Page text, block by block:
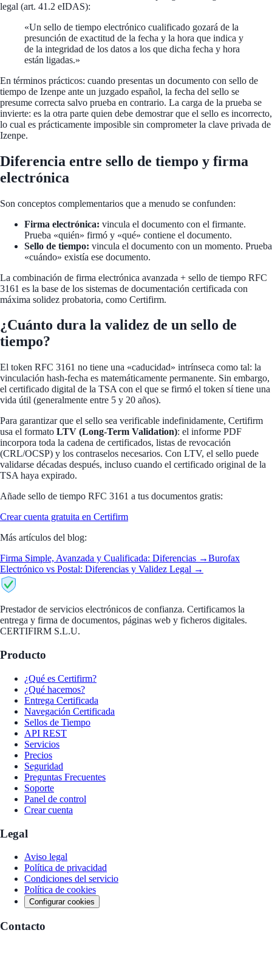
legal (art. 41.2 eIDAS):
«Un sello de tiempo electrónico cualificado gozará de la
presunción de exactitud de la fecha y la hora que indica y
de la integridad de los datos a los que dicha fecha y hora
están ligadas.»
En términos prácticos: cuando presentas un documento con sello de
tiempo de Izenpe ante un juzgado español, la fecha del sello se
presume correcta salvo prueba en contrario. La carga de la prueba se
invierte: es la otra parte quien debe demostrar que el sello es incorrecto,
lo cual es prácticamente imposible sin comprometer la clave privada de
Izenpe.
Diferencia entre sello de tiempo y firma
electrónica
Son conceptos complementarios que a menudo se confunden:
Firma electrónica: vincula el documento con el firmante.
Prueba «quién» firmó y «qué» contiene el documento.
Sello de tiempo: vincula el documento con un momento. Prueba
«cuándo» existía ese documento.
La combinación de firma electrónica avanzada + sello de tiempo RFC
3161 es la base de los sistemas de documentación certificada con
máxima solidez probatoria, como Certifirm.
¿Cuánto dura la validez de un sello de
tiempo?
El token RFC 3161 no tiene una «caducidad» intrínseca como tal: la
vinculación hash-fecha es matemáticamente permanente. Sin embargo,
el certificado digital de la TSA con el que se firmó el token sí tiene una
vida útil (generalmente entre 5 y 20 años).
Para garantizar que el sello sea verificable indefinidamente, Certifirm
usa el formato LTV (Long-Term Validation): el informe PDF
incorpora toda la cadena de certificados, listas de revocación
(CRL/OCSP) y los contraselos necesarios. Con LTV, el sello puede
validarse décadas después, incluso cuando el certificado original de la
TSA haya expirado.
Añade sello de tiempo RFC 3161 a tus documentos gratis:
Crear cuenta gratuita en Certifirm
Más artículos del blog:
Firma Simple, Avanzada y Cualificada: Diferencias →Burofax
Electrónico vs Postal: Diferencias y Validez Legal →
Prestador de servicios electrónicos de confianza. Certificamos la
entrega y firma de documentos, páginas web y ficheros digitales.
CERTIFIRM S.L.U.
Producto
¿Qué es Certifirm?
¿Qué hacemos?
Entrega Certificada
Navegación Certificada
Sellos de Tiempo
API REST
Servicios
Precios
Seguridad
Preguntas Frecuentes
Soporte
Panel de control
Crear cuenta
Legal
Aviso legal
Política de privacidad
Condiciones del servicio
Política de cookies
Configurar cookies
Contacto